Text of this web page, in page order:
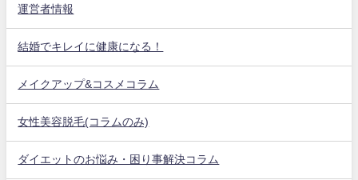
運営者情報
結婚でキレイに健康になる！
メイクアップ&コスメコラム
女性美容脱毛(コラムのみ)
ダイエットのお悩み・困り事解決コラム